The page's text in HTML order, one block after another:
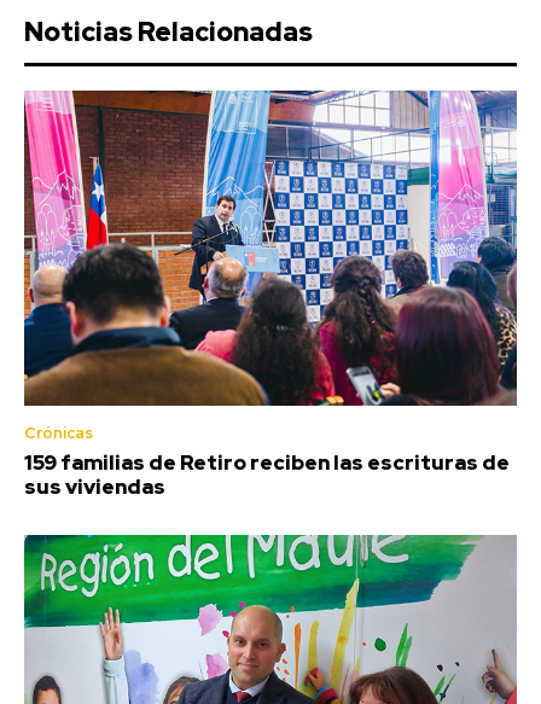
Noticias Relacionadas
Crónicas
159 familias de Retiro reciben las escrituras de
sus viviendas